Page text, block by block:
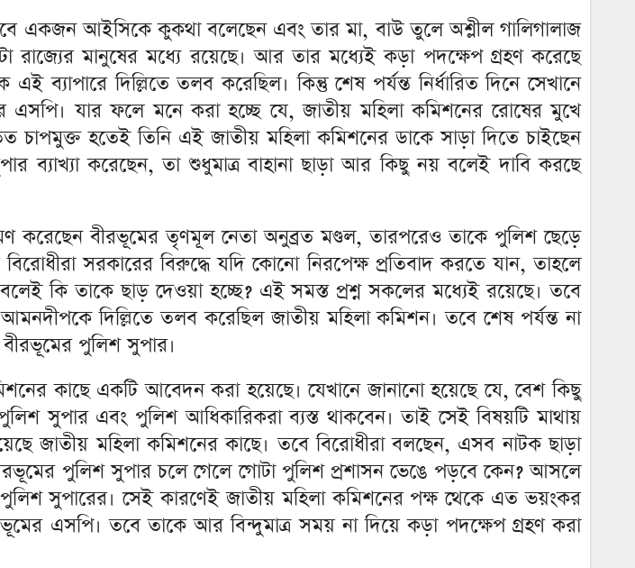
একজন আইসিকে কুকথা বলেছেন এবং তার মা, বাউ তুলে অশ্লীল গালিগালাজ
মানুষের মধ্যে রয়েছে। আর তার মধ্যেই কড়া পদক্ষেপ গ্রহণ করেছে
দিল্লিতে তলব করেছিল। কিন্তু শেষ পর্যন্ত নির্ধারিত দিনে সেখানে
এসপি। যার ফলে মনে করা হচ্ছে যে, জাতীয় মহিলা কমিশনের রোষের মুখে
হতেই তিনি এই জাতীয় মহিলা কমিশনের ডাকে সাড়া দিতে চাইছেন
ব্যাখ্যা করেছেন, তা শুধুমাত্র বাহানা ছাড়া আর কিছু নয় বলেই দাবি করছে
করেছেন বীরভূমের তৃণমূল নেতা অনুব্রত মণ্ডল, তারপরেও তাকে পুলিশ ছেড়ে
সরকারের বিরুদ্ধে যদি কোনো নিরপেক্ষ প্রতিবাদ করতে যান, তাহলে
কি তাকে ছাড় দেওয়া হচ্ছে? এই সমস্ত প্রশ্ন সকলের মধ্যেই রয়েছে। তবে
দিল্লিতে তলব করেছিল জাতীয় মহিলা কমিশন। তবে শেষ পর্যন্ত না
বীরভূমের পুলিশ সুপার।
কাছে একটি আবেদন করা হয়েছে। যেখানে জানানো হয়েছে যে, বেশ কিছু
সুপার এবং পুলিশ আধিকারিকরা ব্যস্ত থাকবেন। তাই সেই বিষয়টি মাথায়
জাতীয় মহিলা কমিশনের কাছে। তবে বিরোধীরা বলছেন, এসব নাটক ছাড়া
পুলিশ সুপার চলে গেলে গোটা পুলিশ প্রশাসন ভেঙে পড়বে কেন? আসলে
সুপারের। সেই কারণেই জাতীয় মহিলা কমিশনের পক্ষ থেকে এত ভয়ংকর
এসপি। তবে তাকে আর বিন্দুমাত্র সময় না দিয়ে কড়া পদক্ষেপ গ্রহণ করা